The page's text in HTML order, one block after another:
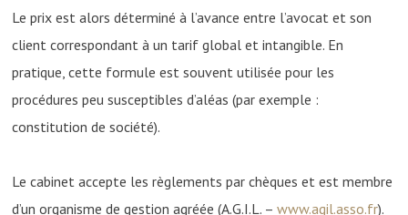
Le prix est alors déterminé à l’avance entre l’avocat et son
client correspondant à un tarif global et intangible. En
pratique, cette formule est souvent utilisée pour les
procédures peu susceptibles d’aléas (par exemple :
constitution de société).
Le cabinet accepte les règlements par chèques et est membre
d’un organisme de gestion agréée (A.G.I.L. –www.agil.asso.fr).